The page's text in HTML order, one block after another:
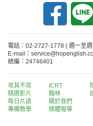
電話：02-2727-1778 ( 週一至
E-mail：
統編：24746401
攻其不背
精選影片
每日片語
專欄教學
ICRT
翰林
關於我們
媒體報導